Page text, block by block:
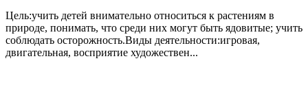
Цель:учить детей внимательно относиться к растениям в
природе, понимать, что среди них могут быть ядовитые; учить
соблюдать осторожность.Виды деятельности:игровая,
двигательная, восприятие художествен...